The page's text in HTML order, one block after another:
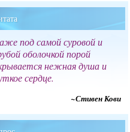
под самой суровой и
оболочкой порой
нежная душа и
сердце.
~Стивен Кови